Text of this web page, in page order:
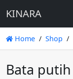
KINARA
Home Shop
Bata putih